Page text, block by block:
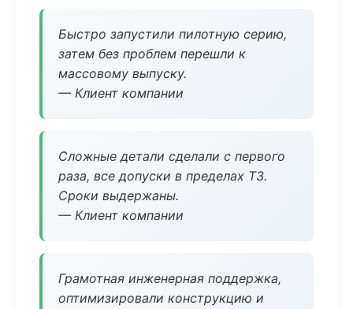
Быстро запустили пилотную серию,
затем без проблем перешли к
массовому выпуску.
— Клиент компании
Сложные детали сделали с первого
раза, все допуски в пределах ТЗ.
Сроки выдержаны.
— Клиент компании
Грамотная инженерная поддержка,
оптимизировали конструкцию и